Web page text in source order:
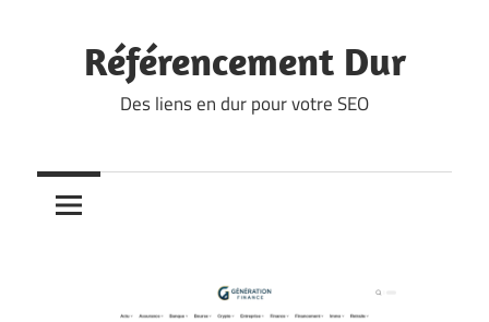
contentRéférencement Dur
Des liens en dur pour votre SEO